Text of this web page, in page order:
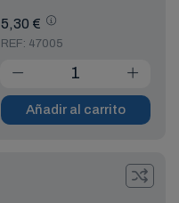
5,30 €
REF: 47005
Añadir al carrito